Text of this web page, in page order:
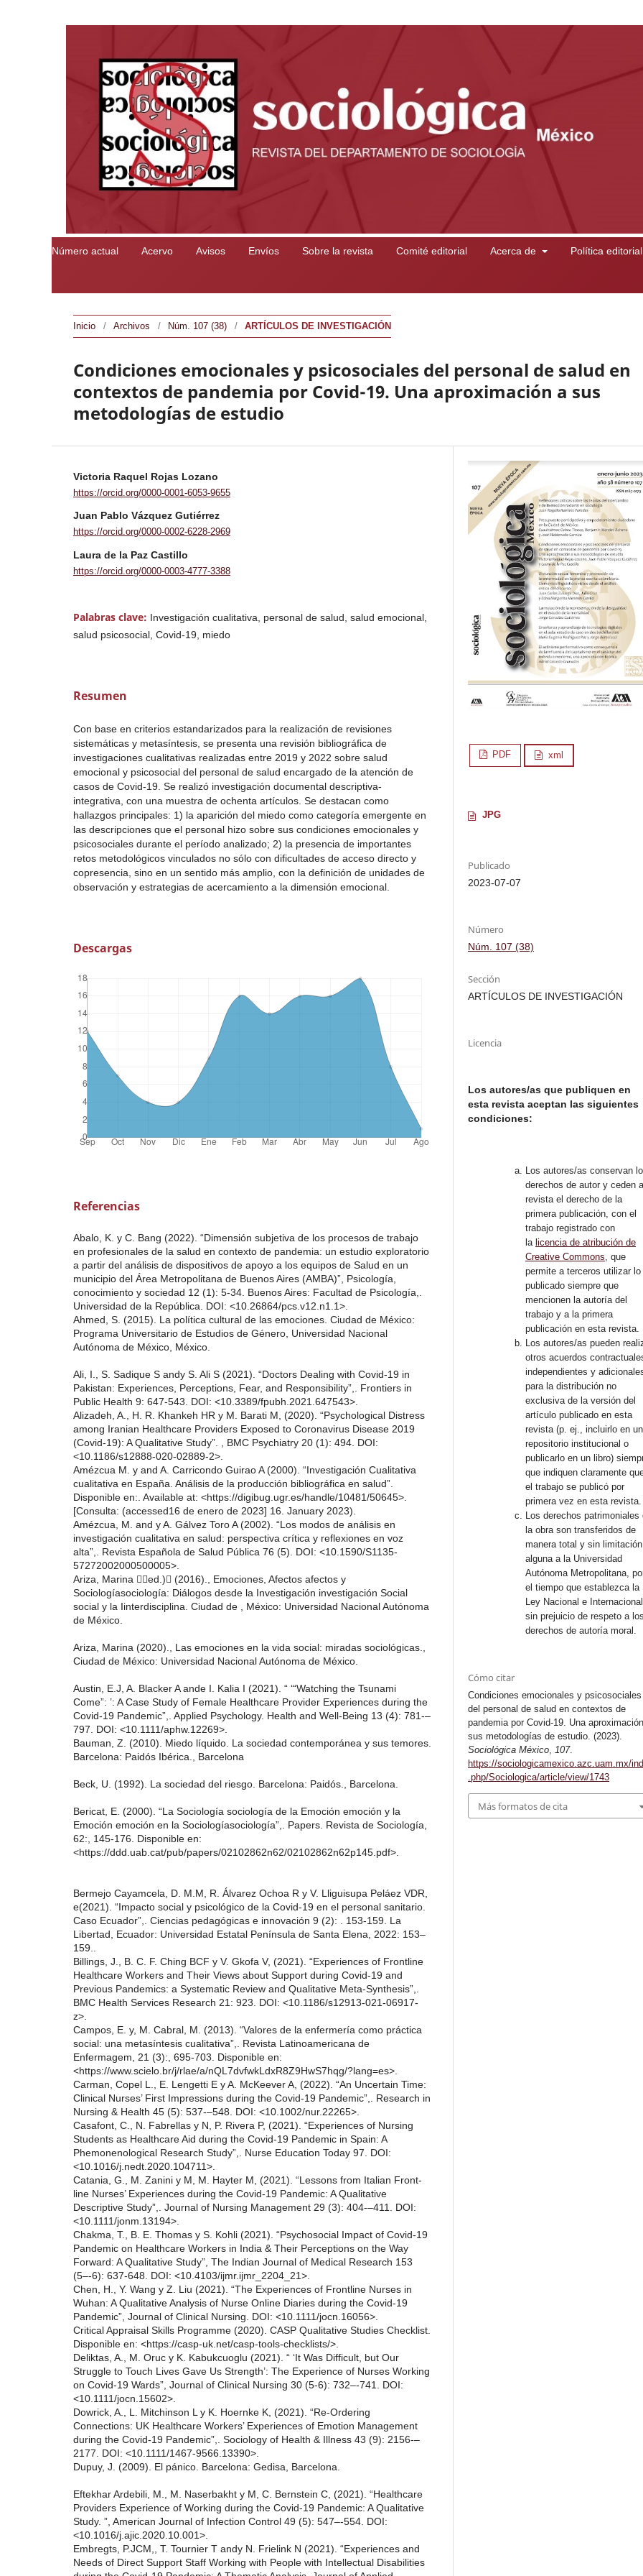
Número actual Acervo Avisos Envíos Sobre la revista Comité editorial Acerca de Política editorial
Inicio / Archivos / Núm. 107 (38) / ARTÍCULOS DE INVESTIGACIÓN
Condiciones emocionales y psicosociales del personal de salud en
contextos de pandemia por Covid-19. Una aproximación a sus
metodologías de estudio
Victoria Raquel Rojas Lozano
https://orcid.org/0000-0001-6053-9655
Juan Pablo Vázquez Gutiérrez
https://orcid.org/0000-0002-6228-2969
Laura de la Paz Castillo
https://orcid.org/0000-0003-4777-3388
Palabras clave: Investigación cualitativa, personal de salud, salud emocional,
salud psicosocial, Covid-19, miedo
Resumen
Con base en criterios estandarizados para la realización de revisiones
sistemáticas y metasíntesis, se presenta una revisión bibliográfica de
investigaciones cualitativas realizadas entre 2019 y 2022 sobre salud
emocional y psicosocial del personal de salud encargado de la atención de
casos de Covid-19. Se realizó investigación documental descriptiva-
integrativa, con una muestra de ochenta artículos. Se destacan como
hallazgos principales: 1) la aparición del miedo como categoría emergente en
las descripciones que el personal hizo sobre sus condiciones emocionales y
psicosociales durante el período analizado; 2) la presencia de importantes
retos metodológicos vinculados no sólo con dificultades de acceso directo y
copresencia, sino en un sentido más amplio, con la definición de unidades de
observación y estrategias de acercamiento a la dimensión emocional.
Descargas
Referencias
Abalo, K. y C. Bang (2022). “Dimensión subjetiva de los procesos de trabajo
en profesionales de la salud en contexto de pandemia: un estudio exploratorio
a partir del análisis de dispositivos de apoyo a los equipos de Salud en un
municipio del Área Metropolitana de Buenos Aires (AMBA)”, Psicología,
conocimiento y sociedad 12 (1): 5-34. Buenos Aires: Facultad de Psicología,.
Universidad de la República. DOI: <10.26864/pcs.v12.n1.1>.
Ahmed, S. (2015). La política cultural de las emociones. Ciudad de México:
Programa Universitario de Estudios de Género, Universidad Nacional
Autónoma de México, México.
Ali, I., S. Sadique S andy S. Ali S (2021). “Doctors Dealing with Covid-19 in
Pakistan: Experiences, Perceptions, Fear, and Responsibility”,. Frontiers in
Public Health 9: 647-543. DOI: <10.3389/fpubh.2021.647543>.
Alizadeh, A., H. R. Khankeh HR y M. Barati M, (2020). “Psychological Distress
among Iranian Healthcare Providers Exposed to Coronavirus Disease 2019
(Covid-19): A Qualitative Study”. , BMC Psychiatry 20 (1): 494. DOI:
<10.1186/s12888-020-02889-2>.
Amézcua M. y and A. Carricondo Guirao A (2000). “Investigación Cualitativa
cualitativa en España. Análisis de la producción bibliográfica en salud”.
Disponible en:. Available at: <https://digibug.ugr.es/handle/10481/50645>.
[Consulta: (accessed16 de enero de 2023] 16. January 2023).
Amézcua, M. and y A. Gálvez Toro A (2002). “Los modos de análisis en
investigación cualitativa en salud: perspectiva crítica y reflexiones en voz
alta”,. Revista Española de Salud Pública 76 (5). DOI: <10.1590/S1135-
57272002000500005>.
Ariza, Marina ed.) (2016)., Emociones, Afectos afectos y
Sociologíasociología: Diálogos desde la Investigación investigación Social
social y la Iinterdisciplina. Ciudad de , México: Universidad Nacional Autónoma
de México.
Ariza, Marina (2020)., Las emociones en la vida social: miradas sociológicas.,
Ciudad de México: Universidad Nacional Autónoma de México.
Austin, E.J, A. Blacker A ande I. Kalia I (2021). “ ‘“Watching the Tsunami
Come”: ’: A Case Study of Female Healthcare Provider Experiences during the
Covid‐19 Pandemic”,. Applied Psychology. Health and Well-Being 13 (4): 781-–
797. DOI: <10.1111/aphw.12269>.
Bauman, Z. (2010). Miedo líquido. La sociedad contemporánea y sus temores.
Barcelona: Paidós Ibérica., Barcelona
Beck, U. (1992). La sociedad del riesgo. Barcelona: Paidós., Barcelona.
Bericat, E. (2000). “La Sociología sociología de la Emoción emoción y la
Emoción emoción en la Sociologíasociología”,. Papers. Revista de Sociología,
62:, 145-176. Disponible en:
<https://ddd.uab.cat/pub/papers/02102862n62/02102862n62p145.pdf>.
Bermejo Cayamcela, D. M.M, R. Álvarez Ochoa R y V. Lliguisupa Peláez VDR,
e(2021). “Impacto social y psicológico de la Covid-19 en el personal sanitario.
Caso Ecuador”,. Ciencias pedagógicas e innovación 9 (2): . 153-159. La
Libertad, Ecuador: Universidad Estatal Península de Santa Elena, 2022: 153–
159..
Billings, J., B. C. F. Ching BCF y V. Gkofa V, (2021). “Experiences of Frontline
Healthcare Workers and Their Views about Support during Covid-19 and
Previous Pandemics: a Systematic Review and Qualitative Meta-Synthesis”,.
BMC Health Services Research 21: 923. DOI: <10.1186/s12913-021-06917-
z>.
Campos, E. y, M. Cabral, M. (2013). “Valores de la enfermería como práctica
social: una metasíntesis cualitativa”,. Revista Latinoamericana de
Enfermagem, 21 (3):, 695-703. Disponible en:
<https://www.scielo.br/j/rlae/a/nQL7dvfwkLdxR8Z9HwS7hqg/?lang=es>.
Carman, Copel L., E. Lengetti E y A. McKeever A, (2022). “An Uncertain Time:
Clinical Nurses’ First Impressions during the Covid-19 Pandemic”,. Research in
Nursing & Health 45 (5): 537-–548. DOI: <10.1002/nur.22265>.
Casafont, C., N. Fabrellas y N, P. Rivera P, (2021). “Experiences of Nursing
Students as Healthcare Aid during the Covid-19 Pandemic in Spain: A
Phemonenological Research Study”,. Nurse Education Today 97. DOI:
<10.1016/j.nedt.2020.104711>.
Catania, G., M. Zanini y M, M. Hayter M, (2021). “Lessons from Italian Front-
line Nurses’ Experiences during the Covid-19 Pandemic: A Qualitative
Descriptive Study”,. Journal of Nursing Management 29 (3): 404-–411. DOI:
<10.1111/jonm.13194>.
Chakma, T., B. E. Thomas y S. Kohli (2021). “Psychosocial Impact of Covid-19
Pandemic on Healthcare Workers in India & Their Perceptions on the Way
Forward: A Qualitative Study”, The Indian Journal of Medical Research 153
(5–-6): 637-648. DOI: <10.4103/ijmr.ijmr_2204_21>.
Chen, H., Y. Wang y Z. Liu (2021). “The Experiences of Frontline Nurses in
Wuhan: A Qualitative Analysis of Nurse Online Diaries during the Covid‐19
Pandemic”, Journal of Clinical Nursing. DOI: <10.1111/jocn.16056>.
Critical Appraisal Skills Programme (2020). CASP Qualitative Studies Checklist.
Disponible en: <https://casp-uk.net/casp-tools-checklists/>.
Deliktas, A., M. Oruc y K. Kabukcuoglu (2021). “ ‘It Was Difficult, but Our
Struggle to Touch Lives Gave Us Strength’: The Experience of Nurses Working
on Covid-19 Wards”, Journal of Clinical Nursing 30 (5-6): 732–-741. DOI:
<10.1111/jocn.15602>.
Dowrick, A., L. Mitchinson L y K. Hoernke K, (2021). “Re-Ordering
Connections: UK Healthcare Workers’ Experiences of Emotion Management
during the Covid-19 Pandemic”,. Sociology of Health & Illness 43 (9): 2156-–
2177. DOI: <10.1111/1467-9566.13390>.
Dupuy, J. (2009). El pánico. Barcelona: Gedisa, Barcelona.
Eftekhar Ardebili, M., M. Naserbakht y M, C. Bernstein C, (2021). “Healthcare
Providers Experience of Working during the Covid-19 Pandemic: A Qualitative
Study. ”, American Journal of Infection Control 49 (5): 547–-554. DOI:
<10.1016/j.ajic.2020.10.001>.
Embregts, P.JCM,, T. Tournier T andy N. Frielink N (2021). “Experiences and
Needs of Direct Support Staff Working with People with Intellectual Disabilities
PDF xml
JPG
Publicado
2023-07-07
Número
Núm. 107 (38)
Sección
ARTÍCULOS DE INVESTIGACIÓN
Licencia
Los autores/as que publiquen en
esta revista aceptan las siguientes
condiciones:
Los autores/as conservan
derechos de autor y ceden
revista el derecho de la
primera publicación, con el
trabajo registrado con
la licencia de atribución de
Creative Commons, que
permite a terceros utilizar lo
publicado siempre que
mencionen la autoría del
trabajo y a la primera
publicación en esta revista.
Los autores/as pueden
otros acuerdos
independientes y
para la distribución no
exclusiva de la versión del
artículo publicado en esta
revista (p. ej., incluirlo en un
repositorio institucional o
publicarlo en un libro)
que indiquen claramente
el trabajo se publicó por
primera vez en esta revista.
Los derechos patrimoniales
la obra son transferidos de
manera total y sin limitación
alguna a la Universidad
Autónoma Metropolitana,
el tiempo que establezca la
Ley Nacional e
sin prejuicio de respeto a los
derechos de autoría moral.
Cómo citar
Condiciones emocionales y psicosociales
del personal de salud en contextos de
pandemia por Covid-19. Una
sus metodologías de estudio. (2023).
Sociológica México,107.
https://sociologicamexico.azc.uam.mx/
.php/Sociologica/article/view/1743
Más formatos de cita